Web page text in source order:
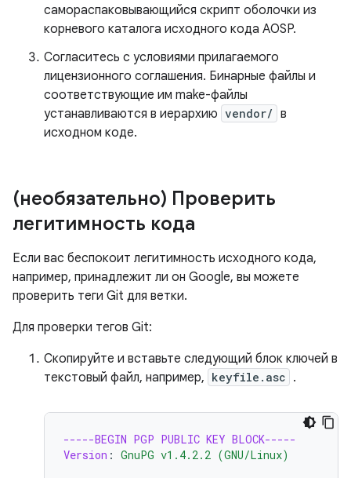
самораспаковывающийся скрипт оболочки из
корневого каталога исходного кода AOSP.
Согласитесь с условиями прилагаемого
лицензионного соглашения. Бинарные файлы и
соответствующие им make-файлы
устанавливаются в иерархию vendor/ в
исходном коде.
(необязательно) Проверить
легитимность кода
Если вас беспокоит легитимность исходного кода,
например, принадлежит ли он Google, вы можете
проверить теги Git для ветки.
Для проверки тегов Git:
Скопируйте и вставьте следующий блок ключей в
текстовый файл, например, keyfile.asc .
-----BEGIN PGP PUBLIC KEY BLOCK-----
Version : GnuPG v1.4.2.2 (GNU/Linux)